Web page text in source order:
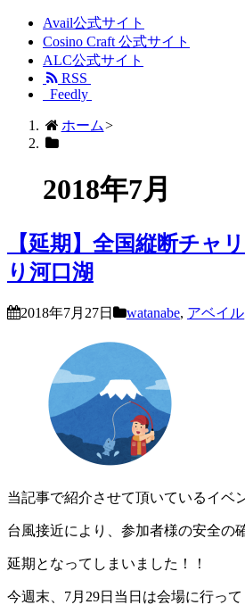
Avail公式サイト
Cosino Craft 公式サイト
ALC公式サイト
RSS
Feedly
ホーム>
2018年7月
【延期】全国縦断チャ
り河口湖
2018年7月27日 watanabe, アベイル
当記事で紹介させて頂いているイベ
台風接近により、参加者様の安全の
延期となってしまいました！！
今週末、7月29日当日は会場に行って